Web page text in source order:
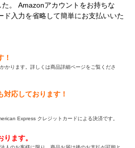
。 Amazonアカウントをお持ちな
ド入力を省略して簡単にお支払いいた
！
かります。詳しくは商品詳細ページをご覧くださ
対応しております！
Express クレジットカードによる決済です。
ます。